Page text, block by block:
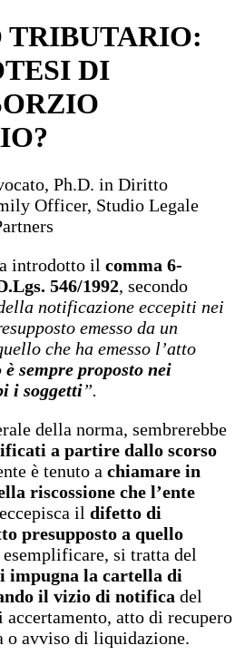
TRIBUTARIO:
DI
Ph.D. in Diritto
Officer, Studio Legale
introdotto il comma 6-
546/1992, secondo
notificazione eccepiti nei
emesso da un
che ha emesso l’atto
sempre proposto nei
i soggetti”.
della norma, sembrerebbe
a partire dallo scorso
è tenuto a chiamare in
riscossione che l’ente
il difetto di
presupposto a quello
esemplificare, si tratta del
impugna la cartella di
il vizio di notifica del
atto di recupero
o avviso di liquidazione.